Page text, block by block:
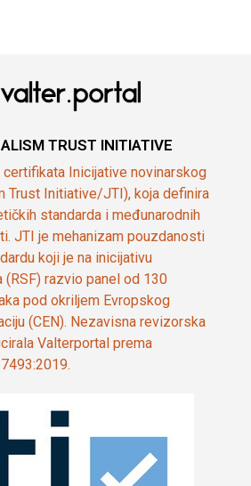
TRUST INITIATIVE
Inicijative novinarskog
Trust Initiative/JTI), koja definira
standarda i međunarodnih
JTI je mehanizam pouzdanosti
koji je na inicijativu
(RSF) razvio panel od 130
pod okriljem Evropskog
(CEN). Nezavisna revizorska
Valterportal prema